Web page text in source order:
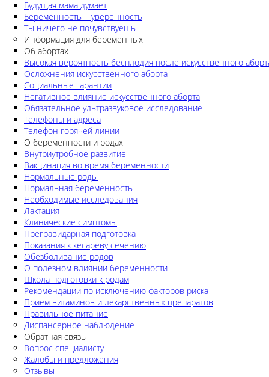
Будущая мама думает
Беременность = уверенность
Ты ничего не почувствуешь
Информация для беременных
Об абортах
Высокая вероятность бесплодия после искусственного
Осложнения искусственного аборта
Социальные гарантии
Негативное влияние искусственного аборта
Обязательное ультразвуковое исследование
Телефоны и адреса
Телефон горячей линии
О беременности и родах
Внутриутробное развитие
Вакцинация во время беременности
Нормальные роды
Нормальная беременность
Необходимые исследования
Лактация
Клинические симптомы
Прегравидарная подготовка
Показания к кесареву сечению
Обезболивание родов
О полезном влиянии беременности
Школа подготовки к родам
Рекомендации по исключению факторов риска
Прием витаминов и лекарственных препаратов
Правильное питание
Диспансерное наблюдение
Обратная связь
Вопрос специалисту
Жалобы и предложения
Отзывы